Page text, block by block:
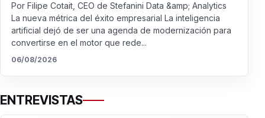
Por Filipe Cotait, CEO de Stefanini Data &amp; Analytics
La nueva métrica del éxito empresarial La inteligencia
artificial dejó de ser una agenda de modernización para
convertirse en el motor que rede...
06/08/2026
ENTREVISTAS